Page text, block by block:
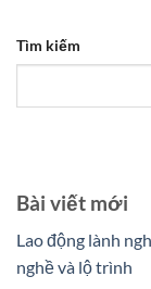
Tìm kiếm
Bài viết mới
Lao động lành
nghề và lộ trình